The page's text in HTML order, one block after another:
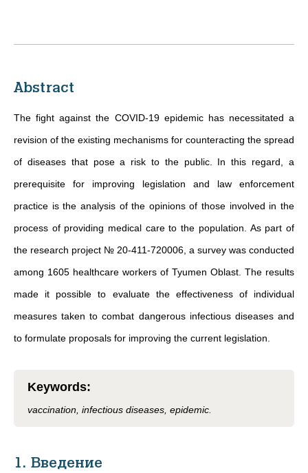
Abstract
The fight against the COVID-19 epidemic has necessitated a
revision of the existing mechanisms for counteracting the spread
of diseases that pose a risk to the public. In this regard, a
prerequisite for improving legislation and law enforcement
practice is the analysis of the opinions of those involved in the
process of providing medical care to the population. As part of
the research project № 20-411-720006, a survey was conducted
among 1605 healthcare workers of Tyumen Oblast. The results
made it possible to evaluate the effectiveness of individual
measures taken to combat dangerous infectious diseases and
to formulate proposals for improving the current legislation.
Keywords:
vaccination, infectious diseases, epidemic.
1. Введение